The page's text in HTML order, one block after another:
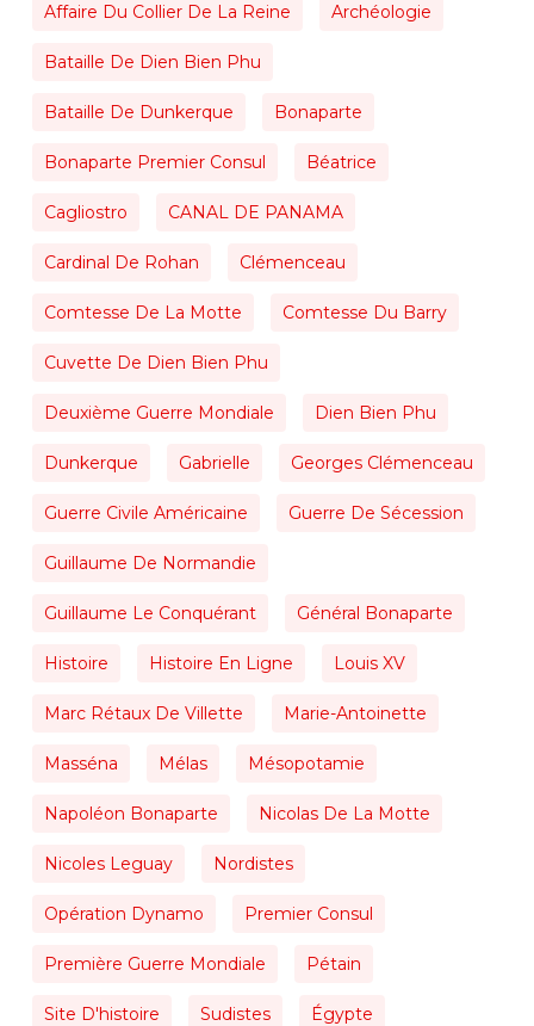
Affaire Du Collier De La Reine Archéologie
Bataille De Dien Bien Phu
Bataille De Dunkerque Bonaparte
Bonaparte Premier Consul Béatrice
Cagliostro CANAL DE PANAMA
Cardinal De Rohan Clémenceau
Comtesse De La Motte Comtesse Du Barry
Cuvette De Dien Bien Phu
Deuxième Guerre Mondiale Dien Bien Phu
Dunkerque Gabrielle Georges Clémenceau
Guerre Civile Américaine Guerre De Sécession
Guillaume De Normandie
Guillaume Le Conquérant Général Bonaparte
Histoire Histoire En Ligne Louis XV
Marc Rétaux De Villette Marie-Antoinette
Masséna Mélas Mésopotamie
Napoléon Bonaparte Nicolas De La Motte
Nicoles Leguay Nordistes
Opération Dynamo Premier Consul
Première Guerre Mondiale Pétain
Site D'histoire Sudistes Égypte